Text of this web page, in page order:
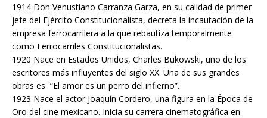
1914 Don Venustiano Carranza Garza, en su calidad de primer
jefe del Ejército Constitucionalista, decreta la incautación de la
empresa ferrocarrilera a la que rebautiza temporalmente
como Ferrocarriles Constitucionalistas.
1920 Nace en Estados Unidos, Charles Bukowski, uno de los
escritores más influyentes del siglo XX. Una de sus grandes
obras es “El amor es un perro del infierno”.
1923 Nace el actor Joaquín Cordero, una figura en la Época de
Oro del cine mexicano. Inicia su carrera cinematográfica en